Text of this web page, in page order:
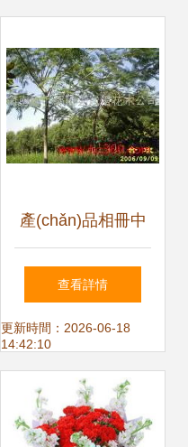
產(chǎn)品相冊中
的花木之美 河南省
鄢陵縣誠信花木公
司禮品花卉鑒賞
查看詳情
更新時間：2026-06-18
14:42:10